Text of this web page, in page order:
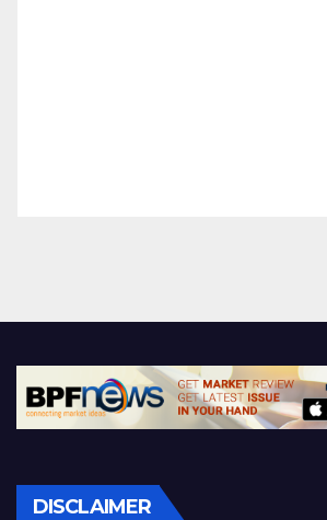
DISCLAIMER